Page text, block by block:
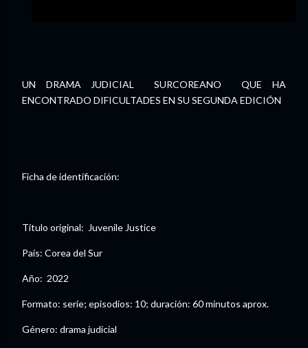
UN DRAMA JUDICIAL SURCOREANO QUE HA
ENCONTRADO DIFICULTADES EN SU SEGUNDA EDICIÓN
Ficha de identificación:
Título original: Juvenile Justice
País: Corea del Sur
Año: 2022
Formato: serie; episodios: 10; duración: 60 minutos aprox.
Género: drama judicial